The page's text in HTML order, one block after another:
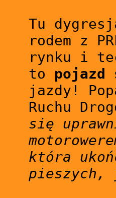
Tu
rodem z
rynku i
to pojazd
jazdy!
Ruchu
się
która
pieszych,